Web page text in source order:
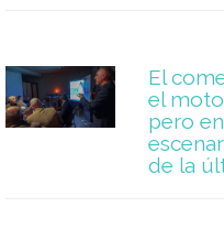
El
el
pero
de la